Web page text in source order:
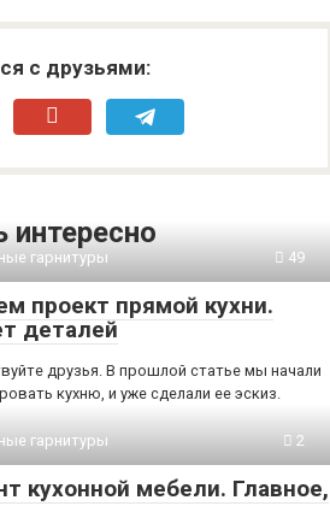
с друзьями:
гарнитуры 49
проект прямой кухни.
деталей
друзья. В прошлой статье мы начали
кухню, и уже сделали ее эскиз.
гарнитуры 2
кухонной мебели. Главное,